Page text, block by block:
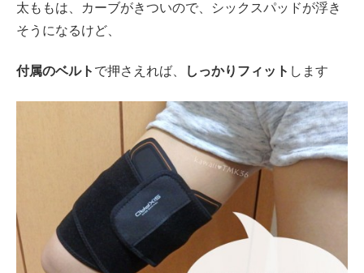
太ももは、カーブがきついので、シックスパッドが浮き
そうになるけど、
付属のベルト で押さえれば、 しっかりフィット します